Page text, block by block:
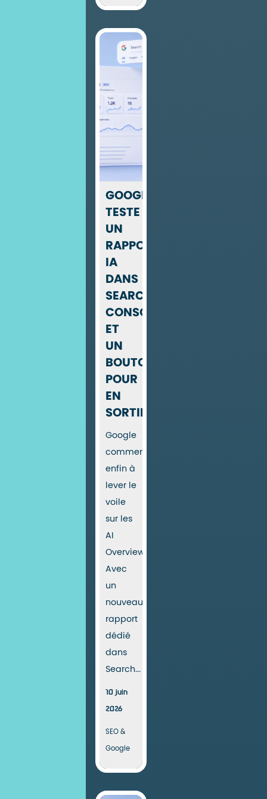
GOOGLE
TESTE
UN
RAPPORT
IA
DANS
SEARCH
CONSOLE…
ET
UN
BOUTON
POUR
EN
SORTIR
Google
commence
enfin à
lever le
voile
sur les
AI
Overviews.
Avec
un
nouveau
rapport
dédié
dans
Search...
10 juin
2026
SEO &
Google